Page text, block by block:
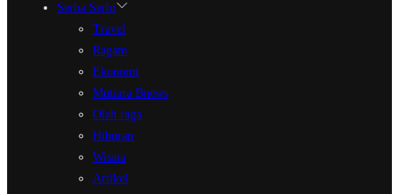
Serba Serbi
Travel
Ragam
Ekonomi
Mutiara Bnews
Olah raga
Hiburan
Wisata
Artikel